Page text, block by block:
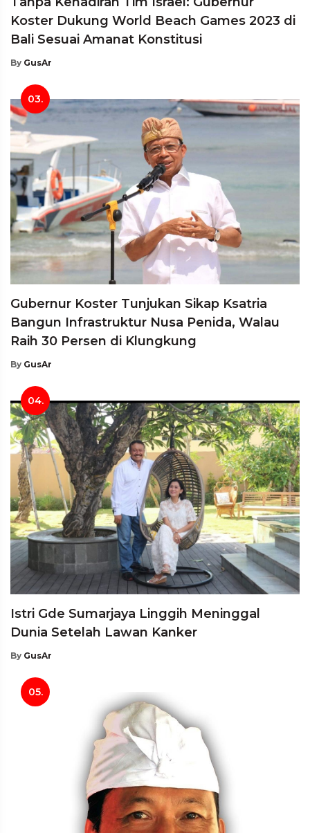
Koster Dukung World Beach Games 2023 di
Bali Sesuai Amanat Konstitusi
By GusAr
03.
Gubernur Koster Tunjukan Sikap Ksatria
Bangun Infrastruktur Nusa Penida, Walau
Raih 30 Persen di Klungkung
By GusAr
04.
Istri Gde Sumarjaya Linggih Meninggal
Dunia Setelah Lawan Kanker
By GusAr
05.